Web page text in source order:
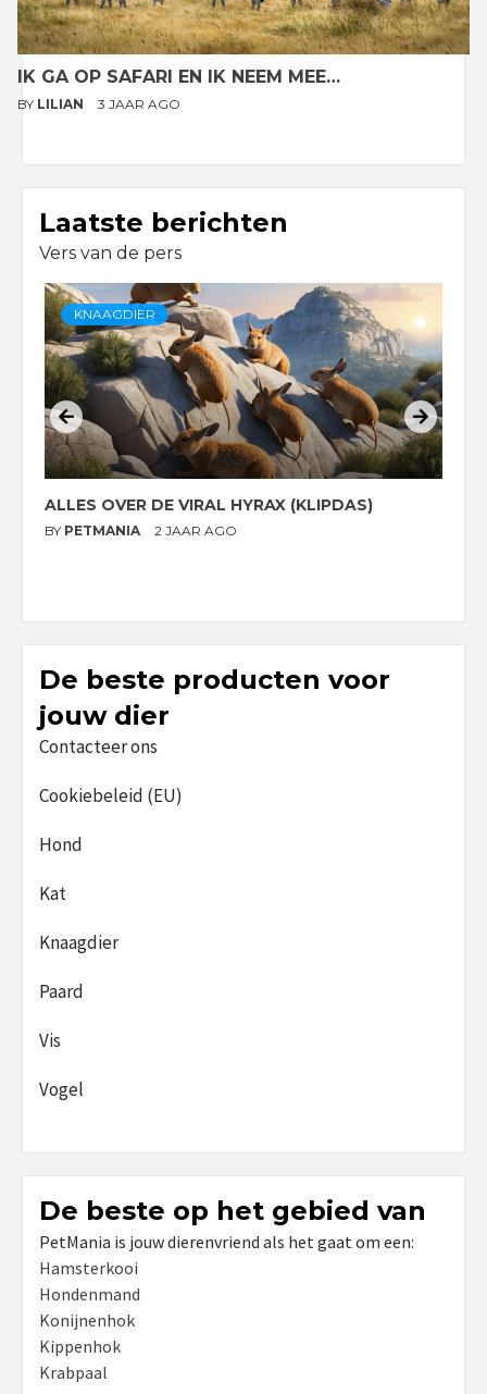
IK GA OP SAFARI EN IK NEEM MEE…
BY LILIAN 3 JAAR AGO
Laatste berichten
Vers van de pers
KNAAGDIER
ALLES OVER DE VIRAL HYRAX (KLIPDAS)
BY PETMANIA 2 JAAR AGO
De beste producten voor
jouw dier
Contacteer ons
Cookiebeleid (EU)
Hond
Kat
Knaagdier
Paard
Vis
Vogel
De beste op het gebied van
PetMania is jouw dierenvriend als het gaat om een:
Hamsterkooi
Hondenmand
Konijnenhok
Kippenhok
Krabpaal